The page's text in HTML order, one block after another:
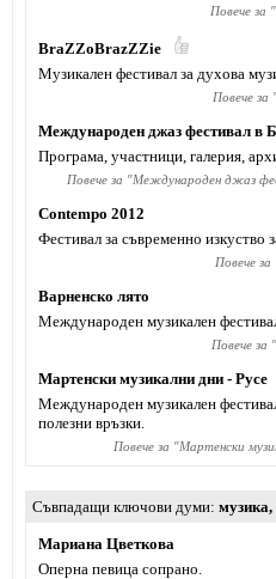
Повече за "
BraZZoBrazZZie
Музикален фестивал за духова
Повече за
Международен джаз фестивал в
Програма, участници, галерия,
Повече за "Международен джаз
Contempo 2012
Фестивал за съвременно изкуство
Повече за
Варненско лято
Международен музикален
Повече за "
Мартенски музикални дни - Русе
Международен музикален
полезни връзки.
Повече за "Мартенски
Съвпадащи ключови думи музика,
Мариана Цветкова
Оперна певица сопрано.